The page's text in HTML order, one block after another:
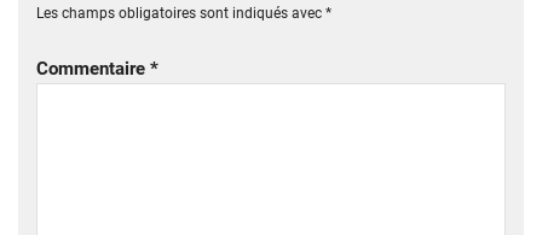
Les champs obligatoires sont indiqués avec *
Commentaire *